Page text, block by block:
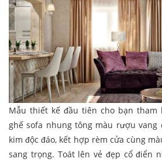
Mẫu thiết kế đầu tiên cho bạn tham
ghế sofa nhung tông màu rượu vang
kim độc đáo, kết hợp rèm cửa cùng
sang trọng. Toát lên vẻ đẹp cổ điển